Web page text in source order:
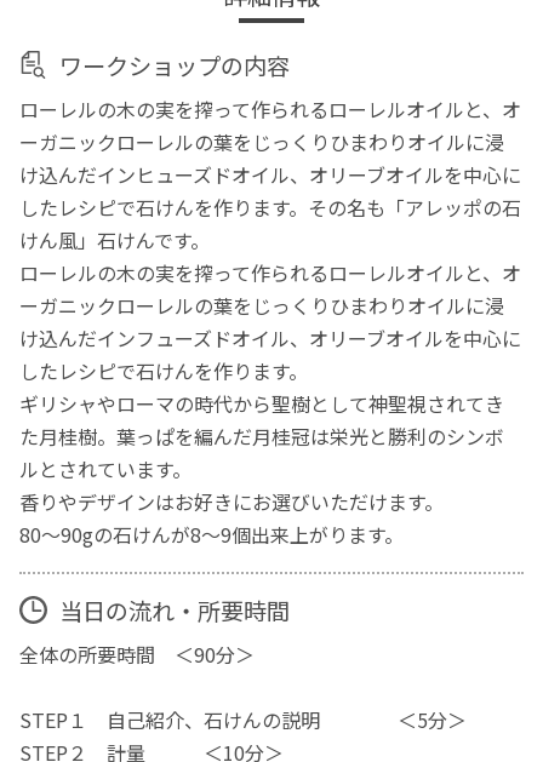
ワークショップの内容
ローレルの木の実を搾って作られるローレルオイルと、オ
ーガニックローレルの葉をじっくりひまわりオイルに浸
け込んだインヒューズドオイル、オリーブオイルを中心に
したレシピで石けんを作ります。その名も「アレッポの石
けん風」石けんです。
ローレルの木の実を搾って作られるローレルオイルと、オ
ーガニックローレルの葉をじっくりひまわりオイルに浸
け込んだインフューズドオイル、オリーブオイルを中心に
したレシピで石けんを作ります。
ギリシャやローマの時代から聖樹として神聖視されてき
た月桂樹。葉っぱを編んだ月桂冠は栄光と勝利のシンボ
ルとされています。
香りやデザインはお好きにお選びいただけます。
80～90gの石けんが8～9個出来上がります。
当日の流れ・所要時間
全体の所要時間 ＜90分＞
STEP１ 自己紹介、石けんの説明 ＜5分＞
STEP２ 計量 ＜10分＞